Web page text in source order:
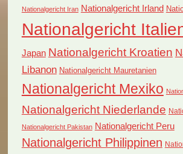
Nationalgericht Iran Nationalgericht Irland
Nationalgericht
Japan Nationalgericht Kroatien
Libanon Nationalgericht Mauretanien
Nationalgericht Mexiko
Nationalgericht Niederlande
Nationalgericht Pakistan Nationalgericht Peru
Nationalgericht Philippinen